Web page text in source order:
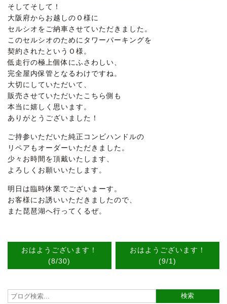
そしてそして！
大阪府からお越しのＯ様に
セルシオをご納車させていただきました。
このセルシオのためにタワーパーキングを
契約されたというＯ様。
低走行の極上個体にふさわしい、
完全屋内保管となるわけですね。
大切にしていただいて、
販売させていただいたこちら側も
本当に嬉しく思います。
ありがとうございました！
ご持参いただいた純正コンビハンドルの
リペアもオーダーいただきました。
少々お時間を頂戴いたします、
よろしくお願いいたします。
明日は臨時休業でございまーす。
お客様にお誘いいただきましたので、
また琵琶湖へ行ってくるぜ。
おはようございます！
(8/30)
おはようございます！
(9/1)